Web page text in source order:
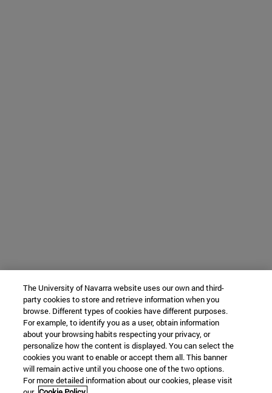
The University of Navarra website uses our own and third-
party cookies to store and retrieve information when you
browse. Different types of cookies have different purposes.
For example, to identify you as a user, obtain information
about your browsing habits respecting your privacy, or
personalize how the content is displayed. You can select the
cookies you want to enable or accept them all. This banner
will remain active until you choose one of the two options.
For more detailed information about our cookies, please visit